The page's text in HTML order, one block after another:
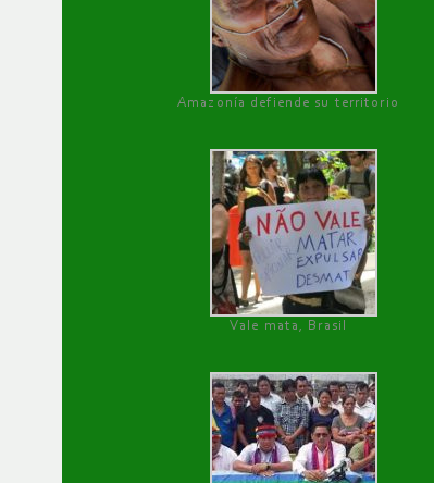
Amazonía defiende su territorio
Vale mata, Brasil